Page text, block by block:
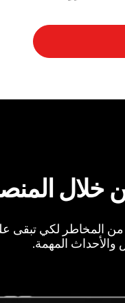
المخاطر لكي تبقى
المهمة.